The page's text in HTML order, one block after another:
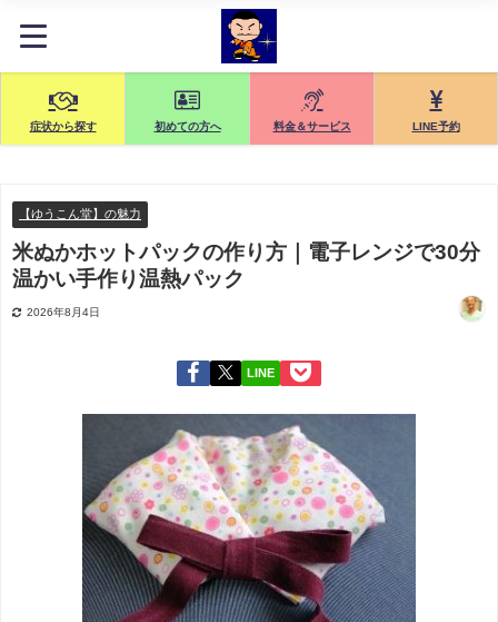
症状から探す 初めての方へ 料金＆サービス LINE予約
【ゆうこん堂】の魅力
米ぬかホットパックの作り方｜電子レンジで30分
温かい手作り温熱パック
2026年8月4日
LINE